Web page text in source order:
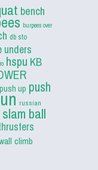
bench
burpees over
db sto
unders
hspu KB
push up push
russian
slam ball
climb